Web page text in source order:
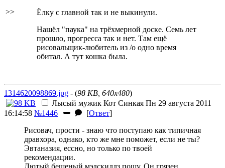
>>
Ёлку с главной так и не выкинули.
Нашёл "паука" на трёхмерной доске. Семь лет
прошло, прогресса так и нет. Там ещё
рисовальщик-любитель из /о одно время
обитал. А тут кошка была.
1314620098869.jpg - (98 KB, 640x480)
Лысый мужик Кот Синкая Пн 29 августа 2011
16:14:58 №1446 [Ответ]
Рисовач, прости - знаю что поступаю как типичная
дравхора, однако, кто же мне поможет, если не ты?
Эвтаназия, ессно, но только по твоей
рекомендации.
Лютый бешеный мэдскиллз пощу. Он грязен,